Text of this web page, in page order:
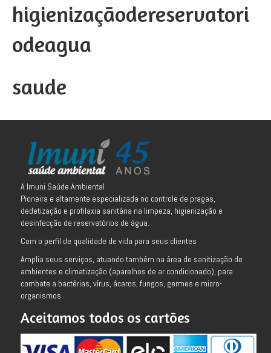
higienizaçãodereservatori
odeagua
saude
A Imuni Saúde Ambiental
Pioneira e altamente especializada no controle de pragas,
dedetização e profilaxia sanitária na limpeza, higienização e
desinfecção de reservatórios de água.
Com o perfil de qualidade de vida para seus clientes
Amplia seus serviços, atuando também na área de sanitização de
ambientes e climatização (aparelhos de ar condicionado), para
combate a bactérias, vírus, ácaros, fungos, germes e micro-
organismos
Aceitamos todos os cartões